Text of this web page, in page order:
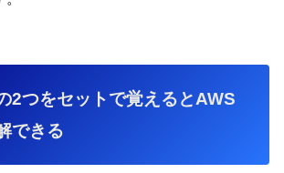
2つをセットで覚えるとAWS
できる